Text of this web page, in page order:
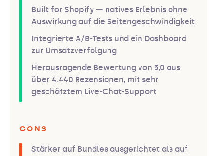
Built for Shopify — natives Erlebnis ohne
Auswirkung auf die Seitengeschwindigkeit
Integrierte A/B-Tests und ein Dashboard
zur Umsatzverfolgung
Herausragende Bewertung von 5,0 aus
über 4.440 Rezensionen, mit sehr
geschätztem Live-Chat-Support
CONS
Stärker auf Bundles ausgerichtet als auf